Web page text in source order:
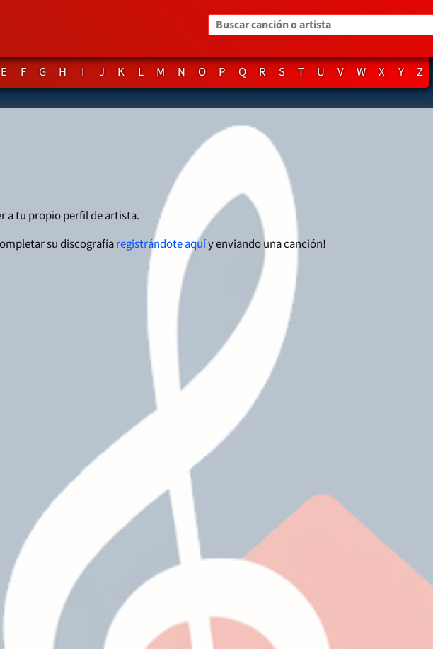
Buscar canción o artista
E F G H I J K L M N O P Q R S T U V W X Y Z
a tu propio perfil de artista.
su discografíaregistrándote aquíy enviando una canción!